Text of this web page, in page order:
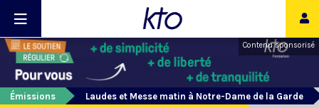
Contenu sponsorisé
Émissions
Laudes et Messe matin à Notre-Dame de la Garde